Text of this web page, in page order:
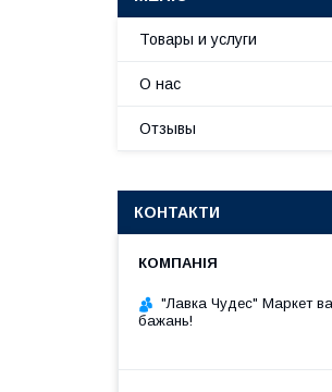
Товары и услуги
О нас
Отзывы
КОНТАКТИ
"Лавка Чудес" Маркет
бажань!